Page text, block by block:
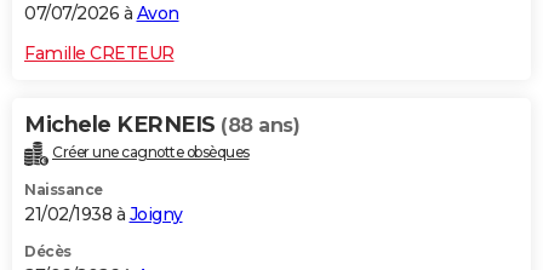
07/07/2026 à Avon
Famille CRETEUR
Michele KERNEIS (88 ans)
Créer une cagnotte obsèques
Naissance
21/02/1938 à Joigny
Décès